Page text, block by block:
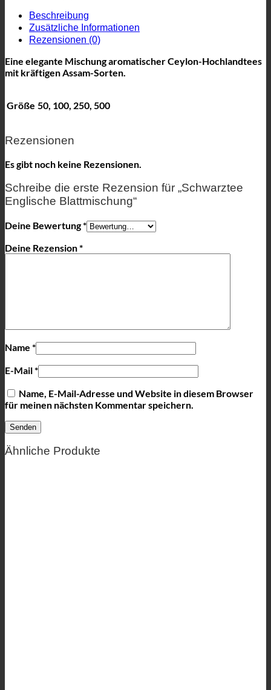
Beschreibung
Zusätzliche Informationen
Rezensionen (0)
Eine elegante Mischung aromatischer Ceylon-Hochlandtees
mit kräftigen Assam-Sorten.
Größe 50, 100, 250, 500
Rezensionen
Es gibt noch keine Rezensionen.
Schreibe die erste Rezension für „Schwarztee
Englische Blattmischung“
Deine Bewertung*
Deine Rezension*
Name *
E-Mail*
Name, E-Mail-Adresse und Website in diesem Browser
für meinen nächsten Kommentar speichern.
Ähnliche Produkte